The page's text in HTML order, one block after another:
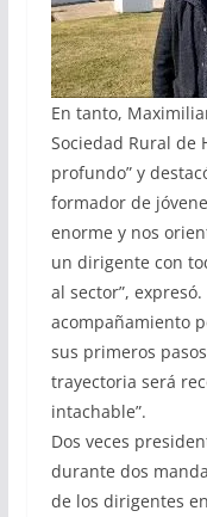
En tanto,
Sociedad Rural de
profundo” y
formador de
enorme y nos
un dirigente con
al sector”,
acompañamiento
sus primeros
trayectoria será
intachable”.
Dos veces
durante dos
de los dirigentes